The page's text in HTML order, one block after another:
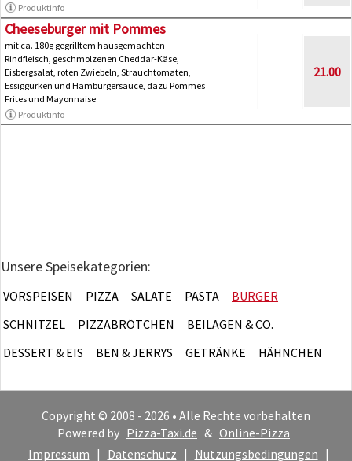
Produktinfo
Cheeseburger mit Pommes
mit ca. 180g gegrilltem hausgemachten
Rindfleisch, geschmolzenen Cheddar-Käse,
Eisbergsalat, roten Zwiebeln, Strauchtomaten,
Essiggurken und Hamburgersauce, dazu Pommes
Frites und Mayonnaise
Produktinfo
21.00
Unsere Speisekategorien:
VORSPEISEN PIZZA SALATE PASTA
BURGER
SCHNITZEL
PIZZABRÖTCHEN
BEILAGEN & CO.
DESSERT & EIS
BEN & JERRYS GETRÄNKE HÄHNCHEN
Copyright © 2008 - 2026 • Alle Rechte vorbehalten
Powered by Pizza-Taxi.de & Online-Pizza
Impressum | Datenschutz | Nutzungsbedingungen |